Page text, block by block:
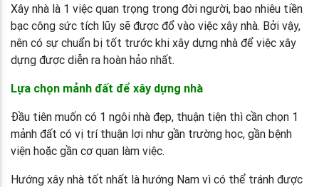
Xây nhà là 1 việc quan trọng trong đời người, bao nhiêu tiền
bạc công sức tích lũy sẽ được đổ vào việc xây nhà. Bởi vậy,
nên có sự chuẩn bị tốt trước khi xây dựng nhà để việc xây
dựng được diễn ra hoàn hảo nhất.
Lựa chọn mảnh đất để xây dựng nhà
Đầu tiên muốn có 1 ngôi nhà đẹp, thuận tiện thì cần chọn 1
mảnh đất có vị trí thuận lợi như gần trường học, gần bệnh
viện hoặc gần cơ quan làm việc.
Hướng xây nhà tốt nhất là hướng Nam vì có thể tránh được